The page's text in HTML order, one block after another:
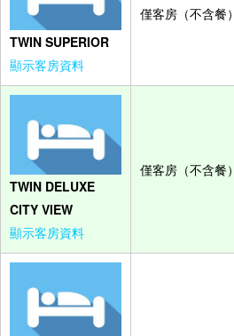
TWIN SUPERIOR
顯示客房資料
僅客房（不含餐）
TWIN DELUXE
CITY VIEW
顯示客房資料
僅客房（不含餐）